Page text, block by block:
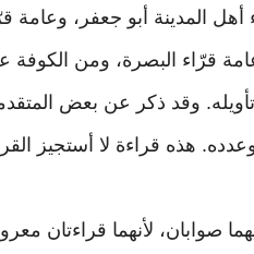
المدينة أبو جعفر،
قرّاء البصرة، ومن
وقد ذكر عن بعض
هذه قراءة لا أستجيز
صوابان، لأنهما قراءتان